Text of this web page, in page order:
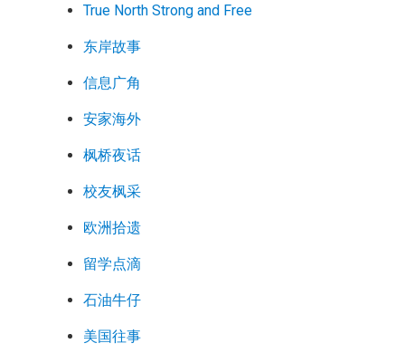
True North Strong and Free
东岸故事
信息广角
安家海外
枫桥夜话
校友枫采
欧洲拾遗
留学点滴
石油牛仔
美国往事